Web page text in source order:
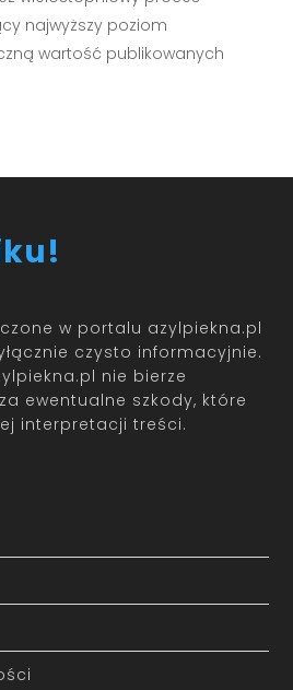
najwyższy poziom
wartość publikowanych
w portalu azylpiekna.pl
czysto informacyjnie.
nie bierze
ewentualne szkody, które
interpretacji treści.